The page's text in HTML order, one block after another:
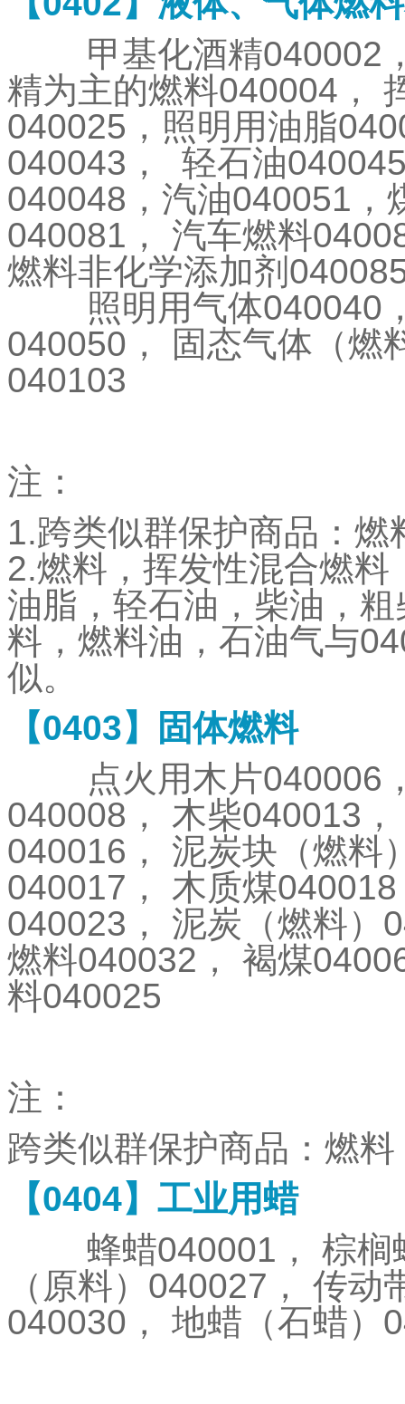
甲基化酒精040002
精为主的燃料040004 ，
040025 ，照明用油脂
040043 ， 轻石油
040048 ，汽油040051 ，
040081 ， 汽车燃料
燃料非化学添加剂
照明用气体040040
040050 ，
固态气体（燃
040103
注：
1.跨类似群保护商品：燃
2.燃料，挥发性混合燃
油脂，轻石油，柴油，
料，燃料油，石油气与
似。
【0403】固体燃料
点火用木片040006
040008 ， 木柴040013 ，
040016 ，
泥炭块（燃料
040017 ， 木质煤040018
040023 ， 泥炭（燃料）
燃料040032 ， 褐煤
料040025
注：
跨类似群保护商品：燃料
【0404】工业用蜡
蜂蜡040001 ，
棕榈
（原料） 040027 ，
传动
040030 ， 地蜡（石蜡）